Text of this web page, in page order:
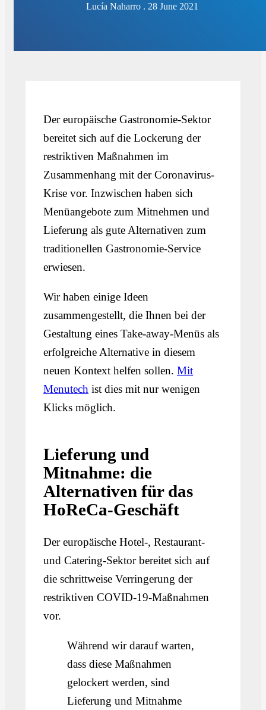
Lucía Naharro . 28 June 2021
Der europäische Gastronomie-Sektor
bereitet sich auf die Lockerung der
restriktiven Maßnahmen im
Zusammenhang mit der Coronavirus-
Krise vor. Inzwischen haben sich
Menüangebote zum Mitnehmen und
Lieferung als gute Alternativen zum
traditionellen Gastronomie-Service
erwiesen.
Wir haben einige Ideen
zusammengestellt, die Ihnen bei der
Gestaltung eines Take-away-Menüs als
erfolgreiche Alternative in diesem
neuen Kontext helfen sollen.Mit
Menutech ist dies mit nur wenigen
Klicks möglich.
Lieferung und
Mitnahme: die
Alternativen für das
HoReCa-Geschäft
Der europäische Hotel-, Restaurant-
und Catering-Sektor bereitet sich auf
die schrittweise Verringerung der
restriktiven COVID-19-Maßnahmen
vor.
Während wir darauf warten,
dass diese Maßnahmen
gelockert werden, sind
Lieferung und Mitnahme